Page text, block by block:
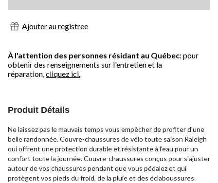
Ajouter au registree
À l'attention des personnes résidant au Québec: pour
obtenir des renseignements sur l'entretien et la
réparation,cliquez ici.
Produit Détails
Ne laissez pas le mauvais temps vous empêcher de profiter d'une
belle randonnée. Couvre-chaussures de vélo toute saison Raleigh
qui offrent une protection durable et résistante à l'eau pour un
confort toute la journée. Couvre-chaussures conçus pour s'ajuster
autour de vos chaussures pendant que vous pédalez et qui
protègent vos pieds du froid, de la pluie et des éclaboussures.